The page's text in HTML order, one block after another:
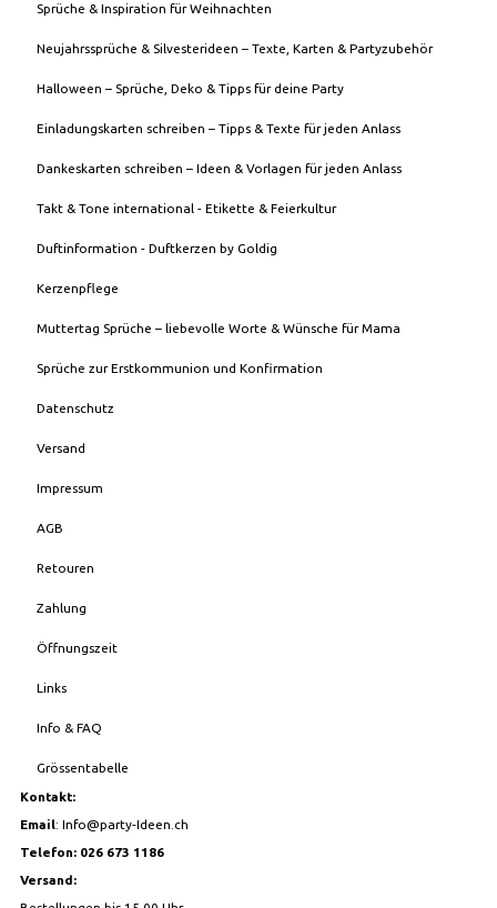
Sprüche & Inspiration für Weihnachten
Neujahrssprüche & Silvesterideen – Texte, Karten & Partyzubehör
Halloween – Sprüche, Deko & Tipps für deine Party
Einladungskarten schreiben – Tipps & Texte für jeden Anlass
Dankeskarten schreiben – Ideen & Vorlagen für jeden Anlass
Takt & Tone international - Etikette & Feierkultur
Duftinformation - Duftkerzen by Goldig
Kerzenpflege
Muttertag Sprüche – liebevolle Worte & Wünsche für Mama
Sprüche zur Erstkommunion und Konfirmation
Datenschutz
Versand
Impressum
AGB
Retouren
Zahlung
Öffnungszeit
Links
Info & FAQ
Grössentabelle
Kontakt:
Email: Info@party-Ideen.ch
Telefon: 026 673 1186
Versand: